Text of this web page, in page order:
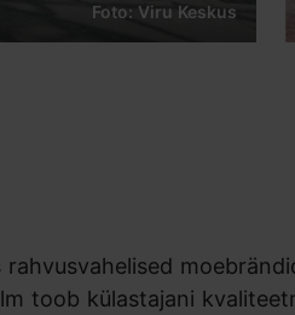
Foto: Viru Keskus
toob külastajani